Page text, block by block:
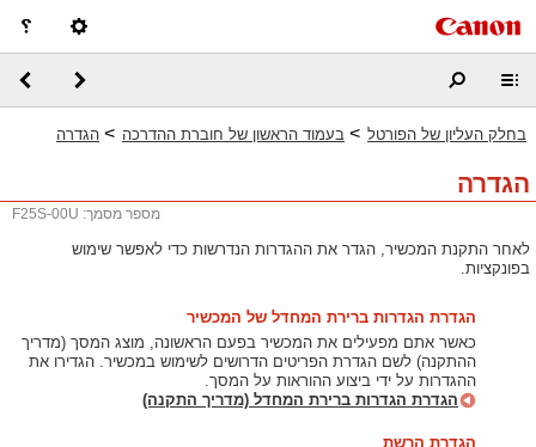
בחלק העליון של הפורטל > בעמוד הראשון של חוברת ההדרכה > הגדרה
הגדרה
מספר מסמך: F25S-00U
לאחר התקנת המכשיר, הגדר את ההגדרות הנדרשות כדי לאפשר שימוש
בפונקציות.
הגדרת הגדרות ברירת המחדל של המכשיר
כאשר אתם מפעילים את המכשיר בפעם הראשונה, מוצג המסך (מדריך
ההתקנה) לשם הגדרת הפריטים הדרושים לשימוש במכשיר. הגדירו את
ההגדרות על ידי ביצוע ההוראות על המסך.
הגדרת הגדרות ברירת המחדל (מדריך התקנה)
הגדרת הרשת